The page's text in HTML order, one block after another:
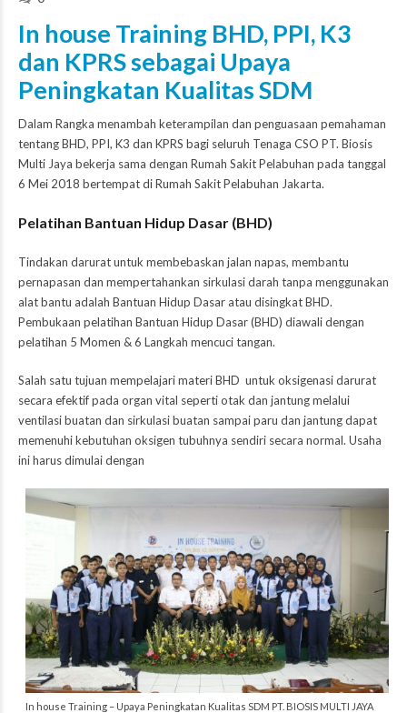
In house Training BHD, PPI, K3
dan KPRS sebagai Upaya
Peningkatan Kualitas SDM
Dalam Rangka menambah keterampilan dan penguasaan pemahaman
tentang BHD, PPI, K3 dan KPRS bagi seluruh Tenaga CSO PT. Biosis
Multi Jaya bekerja sama dengan Rumah Sakit Pelabuhan pada tanggal
6 Mei 2018 bertempat di Rumah Sakit Pelabuhan Jakarta.
Pelatihan Bantuan Hidup Dasar (BHD)
Tindakan darurat untuk membebaskan jalan napas, membantu
pernapasan dan mempertahankan sirkulasi darah tanpa menggunakan
alat bantu adalah Bantuan Hidup Dasar atau disingkat BHD.
Pembukaan pelatihan Bantuan Hidup Dasar (BHD) diawali dengan
pelatihan 5 Momen & 6 Langkah mencuci tangan.
Salah satu tujuan mempelajari materi BHD untuk oksigenasi darurat
secara efektif pada organ vital seperti otak dan jantung melalui
ventilasi buatan dan sirkulasi buatan sampai paru dan jantung dapat
memenuhi kebutuhan oksigen tubuhnya sendiri secara normal. Usaha
ini harus dimulai dengan
In house Training – Upaya Peningkatan Kualitas SDM PT. BIOSIS MULTI JAYA